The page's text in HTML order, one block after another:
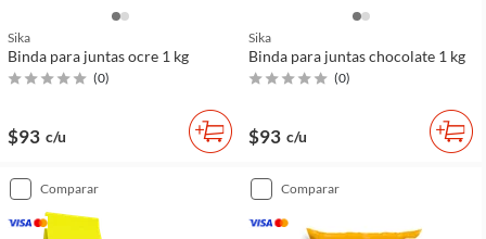
Sika
Binda para juntas ocre 1 kg
(0)
$93 c/u
Sika
Binda para juntas chocolate 1 kg
(0)
$93 c/u
comparar comparar